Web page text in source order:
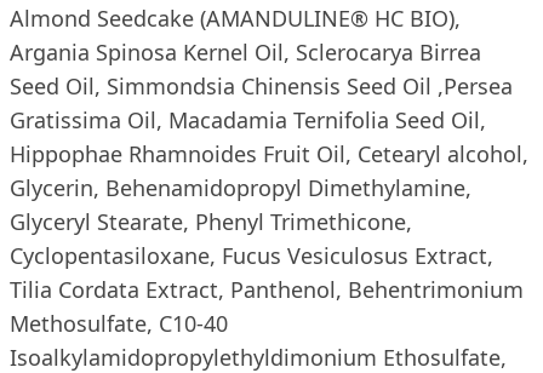
Almond Seedcake (AMANDULINE® HC BIO),
Argania Spinosa Kernel Oil, Sclerocarya Birrea
Seed Oil, Simmondsia Chinensis Seed Oil ,Persea
Gratissima Оil, Macadamia Ternifolia Seed Oil,
Hippophae Rhamnoides Fruit Oil, Cetearyl alcohol,
Glycerin, Behenamidopropyl Dimethylamine,
Glyceryl Stearate, Phenyl Trimethicone,
Cyclopentasiloxane, Fuсus Vesiculosus Extract,
Tilia Cordata Extract, Panthenol, Behentrimonium
Methosulfate, C10-40
Isoalkylamidopropylethyldimonium Ethosulfate,